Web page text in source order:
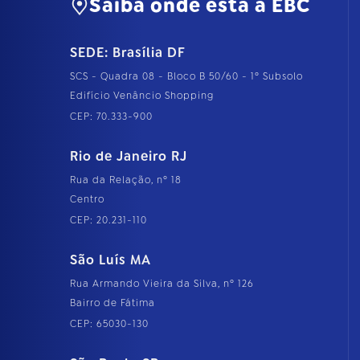
Saiba onde está a EBC
SEDE: Brasília DF
SCS - Quadra 08 - Bloco B 50/60 - 1º Subsolo
Edifício Venâncio Shopping
CEP: 70.333-900
Rio de Janeiro RJ
Rua da Relação, nº 18
Centro
CEP: 20.231-110
São Luís MA
Rua Armando Vieira da Silva, nº 126
Bairro de Fátima
CEP: 65030-130